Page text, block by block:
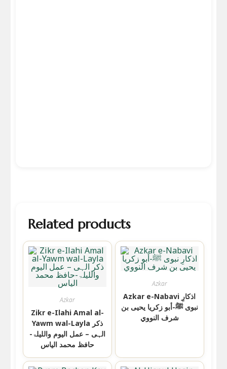
Related products
Azkar
Zikr e-Ilahi Amal al-
Yawm wal-Layla ذکر
الہی – عمل الیوم واللیلۃ-
حافظ محمد الیاس
Azkar
Azkar e-Nabavi اذکارِ
نبوی ﷺ-أبو زكريا يحيى بن
شرف النووي